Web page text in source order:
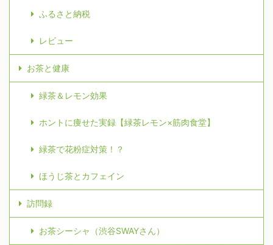
ふるさと納税
レビュー
お茶と健康
緑茶＆レモン効果
ホントに痩せた実録【緑茶レモン×筋肉食堂】
緑茶で花粉症対策！？
ほうじ茶とカフェイン
訪問録
お茶シーシャ（渋谷SWAYさん）